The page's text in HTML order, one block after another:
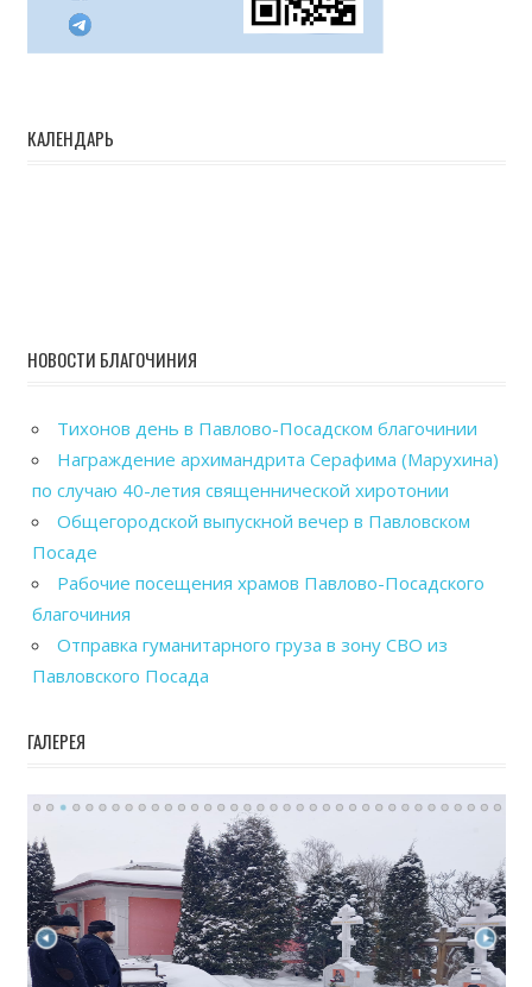
КАЛЕНДАРЬ
НОВОСТИ БЛАГОЧИНИЯ
Тихонов день в Павлово-Посадском благочинии
Награждение архимандрита Серафима (Марухина)
по случаю 40-летия священнической хиротонии
Общегородской выпускной вечер в Павловском
Посаде
Рабочие посещения храмов Павлово-Посадского
благочиния
Отправка гуманитарного груза в зону СВО из
Павловского Посада
ГАЛЕРЕЯ